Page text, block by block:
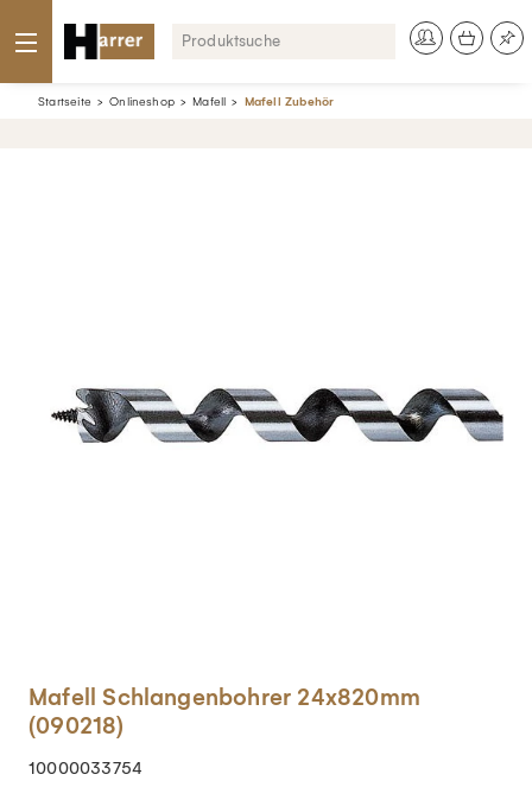
Startseite Onlineshop Mafell Mafell Zubehör
Mafell Schlangenbohrer 24x820mm
(090218)
10000033754